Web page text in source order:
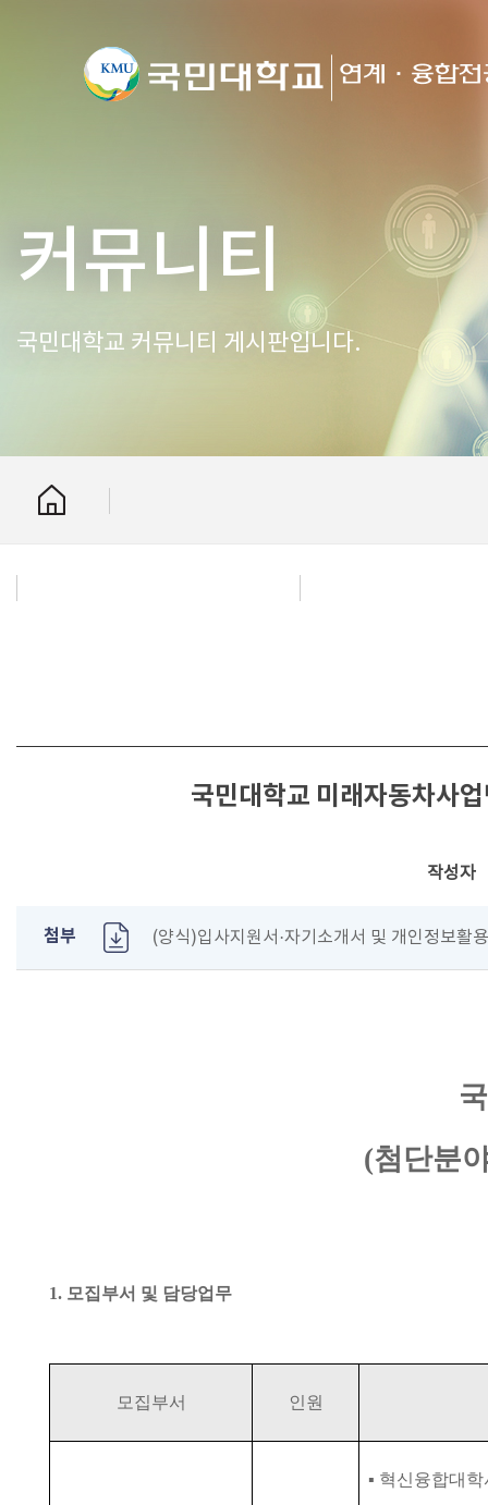
커뮤니티
국민대학교 커뮤니티 게시판입니다.
국민대학교 미래자동차사
작성자
첨부 (양식)입사지원서·자기소개서 및 개인정보
(첨단분
1. 모집부서 및 담당업무
모집부서 인원
▪ 혁신융합대